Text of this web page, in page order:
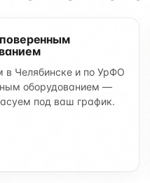
в Челябинске и по УрФО
оборудованием —
под ваш график.